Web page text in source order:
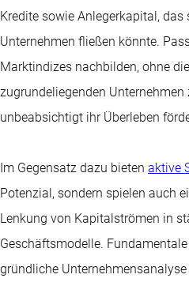
Kredite sowie Anlegerkapital, das
Unternehmen fließen könnte.
Marktindizes nachbilden, ohne
zugrundeliegenden Unternehmen
unbeabsichtigt ihr Überleben
Im Gegensatz dazu bieten aktive
Potenzial, sondern spielen auch
Lenkung von Kapitalströmen in
Geschäftsmodelle.
gründliche